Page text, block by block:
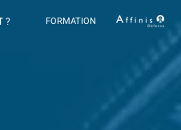
? FORMATION